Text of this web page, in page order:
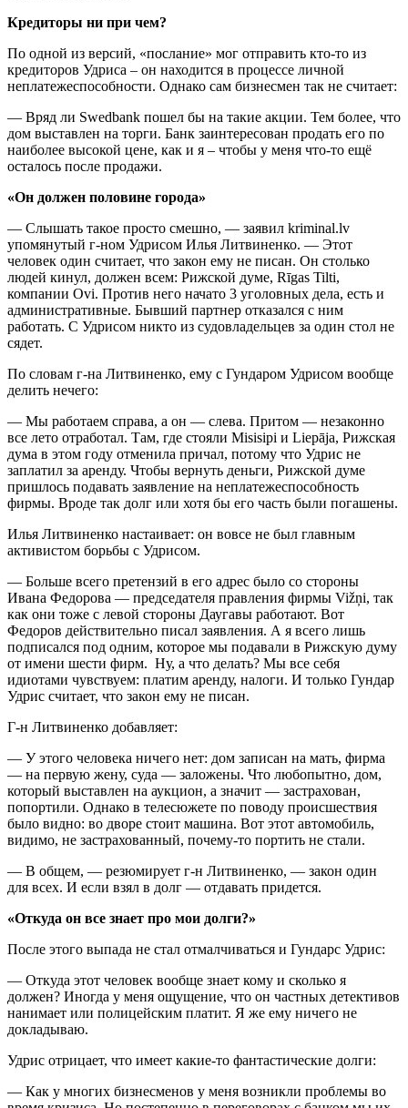
Кредиторы ни при чем?
По одной из версий, «послание» мог отправить кто-то из
кредиторов Удриса – он находится в процессе личной
неплатежеспособности. Однако сам бизнесмен так не считает:
— Вряд ли Swedbank пошел бы на такие акции. Тем более, что
дом выставлен на торги. Банк заинтересован продать его по
наиболее высокой цене, как и я – чтобы у меня что-то ещё
осталось после продажи.
«Он должен половине города»
— Слышать такое просто смешно, — заявил kriminal.lv
упомянутый г-ном Удрисом Илья Литвиненко. — Этот
человек один считает, что закон ему не писан. Он столько
людей кинул, должен всем: Рижской думе, Rīgas Tilti,
компании Ovi. Против него начато 3 уголовных дела, есть и
административные. Бывший партнер отказался с ним
работать. С Удрисом никто из судовладельцев за один стол не
сядет.
По словам г-на Литвиненко, ему с Гундаром Удрисом вообще
делить нечего:
— Мы работаем справа, а он — слева. Притом — незаконно
все лето отработал. Там, где стояли Misisipi и Liepāja, Рижская
дума в этом году отменила причал, потому что Удрис не
заплатил за аренду. Чтобы вернуть деньги, Рижской думе
пришлось подавать заявление на неплатежеспособность
фирмы. Вроде так долг или хотя бы его часть были погашены.
Илья Литвиненко настаивает: он вовсе не был главным
активистом борьбы с Удрисом.
— Больше всего претензий в его адрес было со стороны
Ивана Федорова — председателя правления фирмы Vižņi, так
как они тоже с левой стороны Даугавы работают. Вот
Федоров действительно писал заявления. А я всего лишь
подписался под одним, которое мы подавали в Рижскую думу
от имени шести фирм. Ну, а что делать? Мы все себя
идиотами чувствуем: платим аренду, налоги. И только Гундар
Удрис считает, что закон ему не писан.
Г-н Литвиненко добавляет:
— У этого человека ничего нет: дом записан на мать, фирма
— на первую жену, суда — заложены. Что любопытно, дом,
который выставлен на аукцион, а значит — застрахован,
попортили. Однако в телесюжете по поводу происшествия
было видно: во дворе стоит машина. Вот этот автомобиль,
видимо, не застрахованный, почему-то портить не стали.
— В общем, — резюмирует г-н Литвиненко, — закон один
для всех. И если взял в долг — отдавать придется.
«Откуда он все знает про мои долги?»
После этого выпада не стал отмалчиваться и Гундарс Удрис:
— Откуда этот человек вообще знает кому и сколько я
должен? Иногда у меня ощущение, что он частных детективов
нанимает или полицейским платит. Я же ему ничего не
докладываю.
Удрис отрицает, что имеет какие-то фантастические долги:
— Как у многих бизнесменов у меня возникли проблемы во